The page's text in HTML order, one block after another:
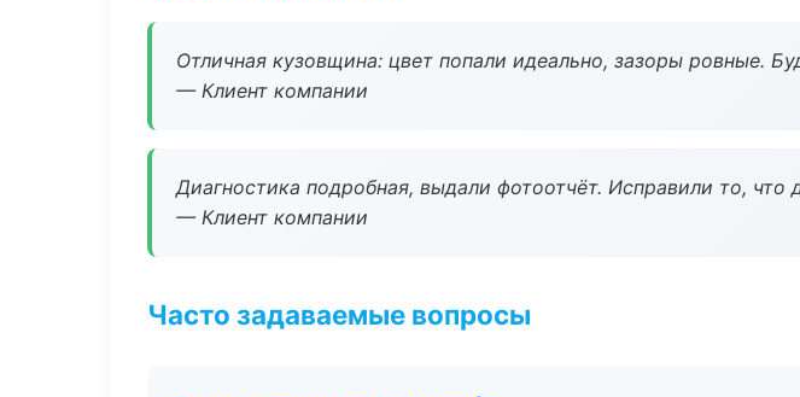
Отличная кузовщина: цвет попали идеально, зазоры ровные.
— Клиент компании
Диагностика подробная, выдали фотоотчёт. Исправили то, что
— Клиент компании
Часто задаваемые вопросы